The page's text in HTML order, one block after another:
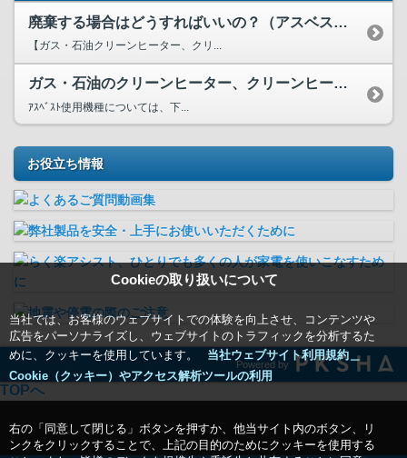
Cookieの取り扱いについて
当社では、お客様のウェブサイトでの体験を向上させ、コンテンツや
広告をパーソナライズし、ウェブサイトのトラフィックを分析するた
めに、クッキーを使用しています。
当社ウェブサイト利用規約＿
Cookie（クッキー）やアクセス解析ツールの利用
右の「同意して閉じる」ボタンを押すか、他当サイト内のボタン、リ
ンクをクリックすることで、上記の目的のためにクッキーを使用する
廃棄する場合はどうすればいいの？（アスベスト、フロンへの対応）
【ガス・石油クリーンヒーター、クリ...
ガス・石油のクリーンヒーター、クリーンヒーターエアコンにア...
ｱｽﾍﾞｽﾄ使用機種については、下...
お役立ち情報
Powered by
TOPへ